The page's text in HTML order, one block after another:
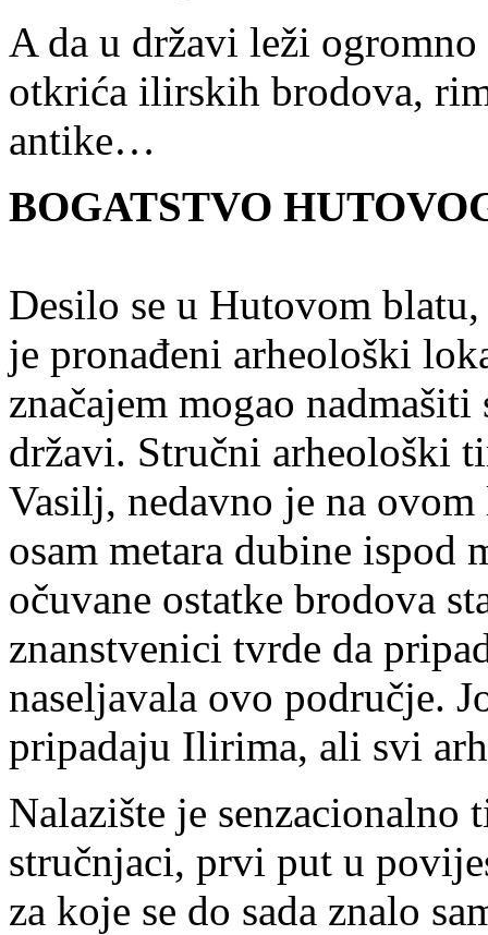
A da u državi leži
otkrića ilirskih brodova,
antike…
BOGATSTVO
Desilo se u Hutovom
je pronađeni arheološki
značajem mogao nadmašiti
državi. Stručni arheološki
Vasilj, nedavno je na
osam metara dubine ispod
očuvane ostatke brodova
znanstvenici tvrde da
naseljavala ovo područje.
pripadaju Ilirima, ali svi
Nalazište je
stručnjaci, prvi put u
za koje se do sada znalo